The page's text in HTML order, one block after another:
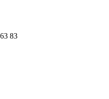
83